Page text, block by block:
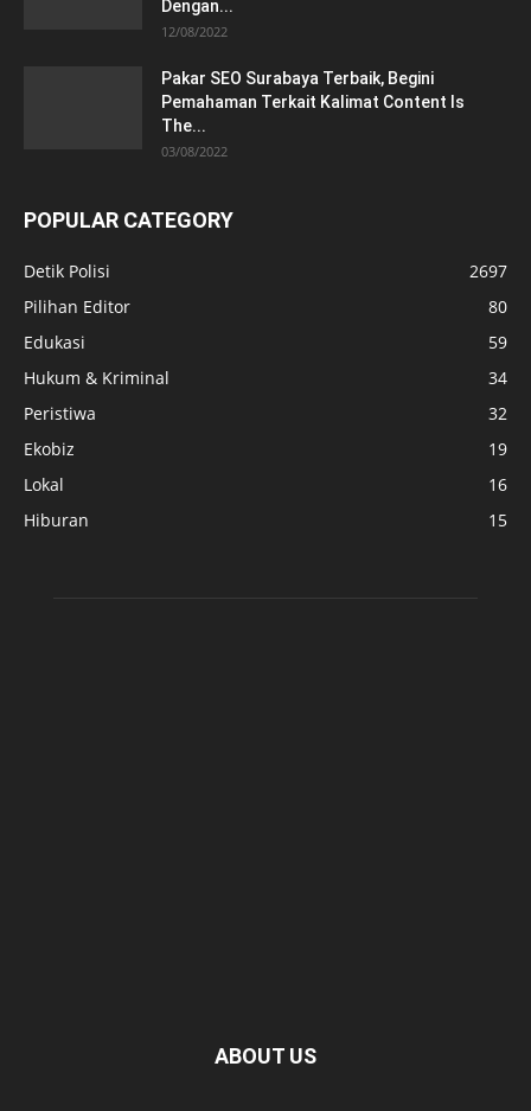
Dengan...
12/08/2022
Pakar SEO Surabaya Terbaik, Begini
Pemahaman Terkait Kalimat Content Is
The...
03/08/2022
POPULAR CATEGORY
Detik Polisi
2697
Pilihan Editor
80
Edukasi
59
Hukum & Kriminal
34
Peristiwa
32
Ekobiz
19
Lokal
16
Hiburan
15
ABOUT US